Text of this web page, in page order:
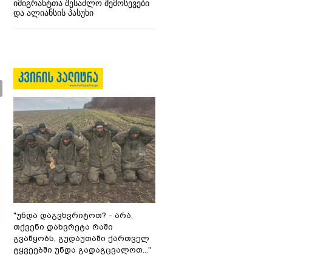
იმიგრანტთა შესაძლო შემოსევები
და ალიანსის პასუხი
"უნდა დაგვხვრიტოთ? - არა,
თქვენი დახვრეტა რაში
გვაწყობს, გუდაუთაში ქართველ
ტყვეებში უნდა გადაგცვალოთ..."